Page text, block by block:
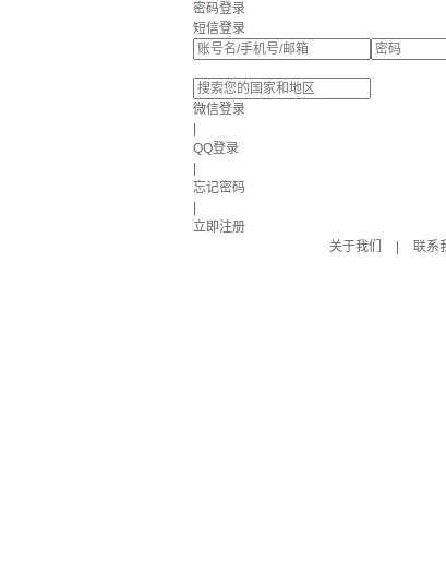
密码登录
短信登录
微信登录
QQ登录
忘记密码
立即注册
关于我们
联系